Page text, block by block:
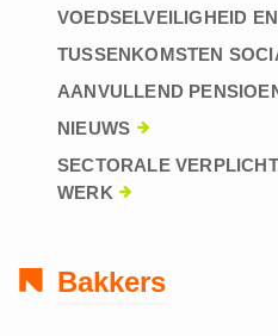
VOEDSELVEILIGHEID
TUSSENKOMSTEN
AANVULLEND
NIEUWS
SECTORALE
WERK
Bakkers